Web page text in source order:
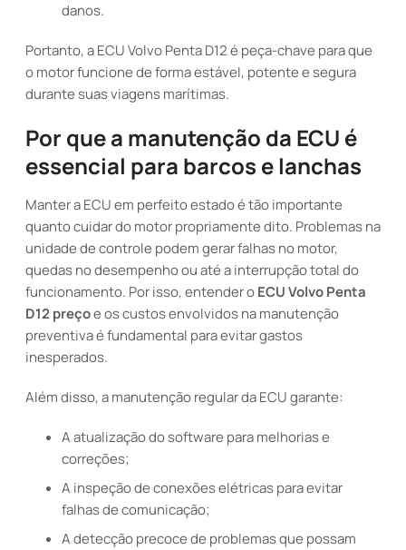
danos.
Portanto, a ECU Volvo Penta D12 é peça-chave para que
o motor funcione de forma estável, potente e segura
durante suas viagens marítimas.
Por que a manutenção da ECU é
essencial para barcos e lanchas
Manter a ECU em perfeito estado é tão importante
quanto cuidar do motor propriamente dito. Problemas na
unidade de controle podem gerar falhas no motor,
quedas no desempenho ou até a interrupção total do
funcionamento. Por isso, entender oECU Volvo Penta
D12 preçoe os custos envolvidos na manutenção
preventiva é fundamental para evitar gastos
inesperados.
Além disso, a manutenção regular da ECU garante:
A atualização do software para melhorias e
correções;
A inspeção de conexões elétricas para evitar
falhas de comunicação;
A detecção precoce de problemas que possam